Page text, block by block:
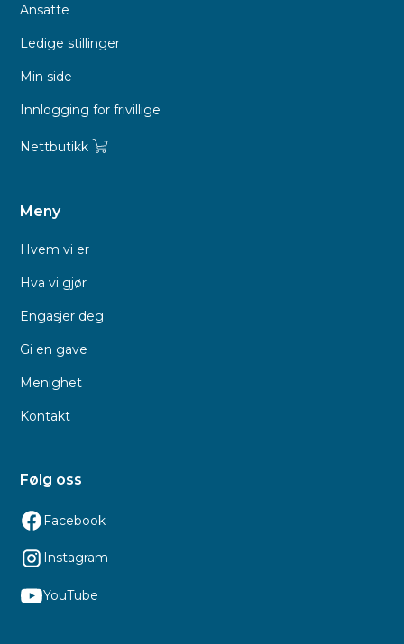
Ansatte
Ledige stillinger
Min side
Innlogging for frivillige
Nettbutikk
Meny
Hvem vi er
Hva vi gjør
Engasjer deg
Gi en gave
Menighet
Kontakt
Følg oss
Facebook
Instagram
YouTube